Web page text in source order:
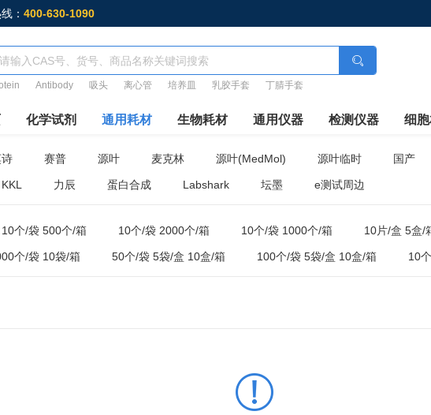
： 400-630-1090
Antibody 吸头 离心管 培养皿 乳胶手套 丁腈手套
化学试剂 通用耗材 生物耗材 通用仪器 检测仪器 细
赛普 源叶 麦克林 源叶(MedMol) 源叶临时 国产
KKL 力辰 蛋白合成 Labshark 坛墨 e测试周边
10个/袋 500个/箱 10个/袋 2000个/箱 10个/袋 1000个/箱 10片/盒 5盒/
个/袋 10袋/箱 50个/袋 5袋/盒 10盒/箱 100个/袋 5袋/盒 10盒/箱 10